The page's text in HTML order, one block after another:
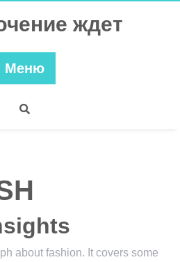
ждет
Меню
about fashion. It covers some